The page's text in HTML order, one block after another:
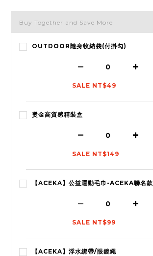
Buy Together and Save More
OUTDOOR隨身收納袋(付掛勾)
SALE NT$49
燙金高質感精裝盒
SALE NT$149
【ACEKA】公益運動毛巾-ACEKA聯名款
SALE NT$99
【ACEKA】浮水綁帶/眼鏡繩